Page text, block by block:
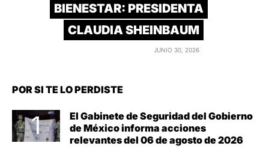
BIENESTAR: PRESIDENTA
CLAUDIA SHEINBAUM
JUNIO 30, 2026
POR SI TE LO PERDISTE
El Gabinete de Seguridad del Gobierno
de México informa acciones
relevantes del 06 de agosto de 2026